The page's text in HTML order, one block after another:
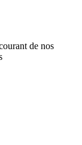
de nos